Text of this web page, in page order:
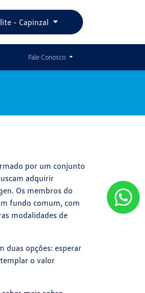
- Capinzal
Fale Conosco
por um conjunto
adquirir
Os membros do
fundo comum, com
modalidades de
duas opções: esperar
o valor